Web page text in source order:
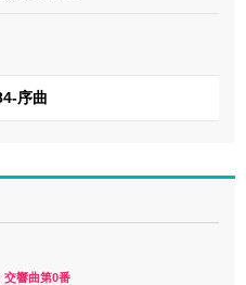
序曲
交響曲第0番